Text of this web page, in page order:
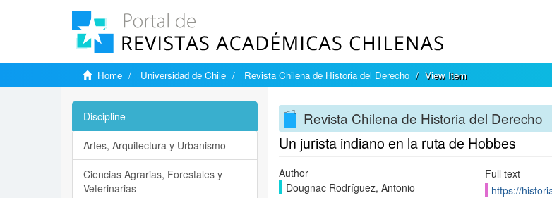
Home Universidad de Chile Revista Chilena de Historia del Derecho View Item
Revista Chilena de Historia del Derecho
Un jurista indiano en la ruta de Hobbes
Author
Dougnac Rodríguez, Antonio
Full text
https://
Discipline
Artes, Arquitectura y Urbanismo
Ciencias Agrarias, Forestales y
Veterinarias